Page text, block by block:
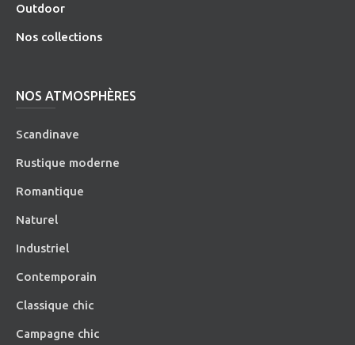
Outdoor
Nos collections
NOS ATMOSPHÈRES
Scandinave
Rustique moderne
Romantique
Naturel
Industriel
Contemporain
Classique chic
Campagne chic